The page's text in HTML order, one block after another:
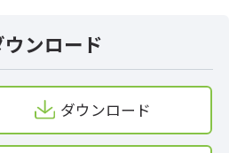
ンロード
ダウンロード